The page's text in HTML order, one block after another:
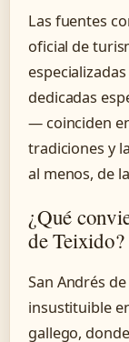
Las fuentes
oficial de
dedicadas
— coinciden
tradiciones y
al menos, de
¿Qué
de Teixido?
San Andrés
insustituible
gallego,